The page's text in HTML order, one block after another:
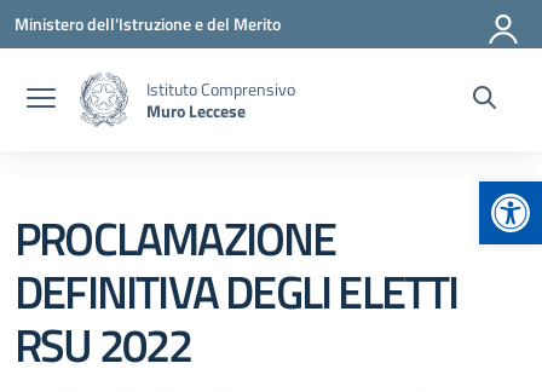
Vai ai contenuti
Vai al menu di navigazione
Vai al footer
Ministero dell'Istruzione e del Merito
Istituto Comprensivo
Muro Leccese
PROCLAMAZIONE
DEFINITIVA DEGLI ELETTI
RSU 2022